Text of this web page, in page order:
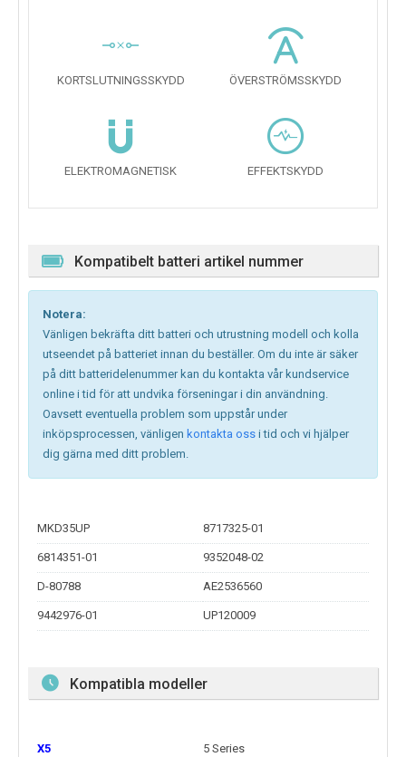
KORTSLUTNINGSSKYDD ÖVERSTRÖMSSKYDD
ELEKTROMAGNETISK EFFEKTSKYDD
Kompatibelt batteri artikel nummer
Notera:
Vänligen bekräfta ditt batteri och utrustning modell och kolla
utseendet på batteriet innan du beställer. Om du inte är säker
på ditt batteridelenummer kan du kontakta vår kundservice
online i tid för att undvika förseningar i din användning.
Oavsett eventuella problem som uppstår under
inköpsprocessen, vänligen kontakta oss i tid och vi hjälper
dig gärna med ditt problem.
MKD35UP 8717325-01
6814351-01 9352048-02
D-80788 AE2536560
9442976-01 UP120009
Kompatibla modeller
X5 5 Series